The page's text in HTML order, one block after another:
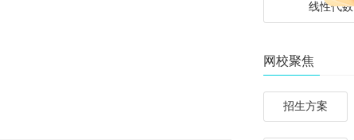
线性代数
网校聚焦
招生方案